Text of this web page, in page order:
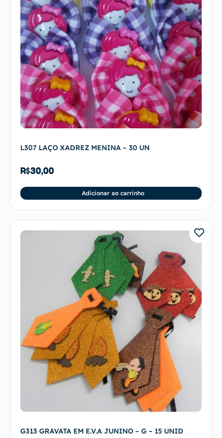
L307 LAÇO XADREZ MENINA – 30 UN
R$30,00
Adicionar ao carrinho
G313 GRAVATA EM E.V.A JUNINO – G – 15 UNID